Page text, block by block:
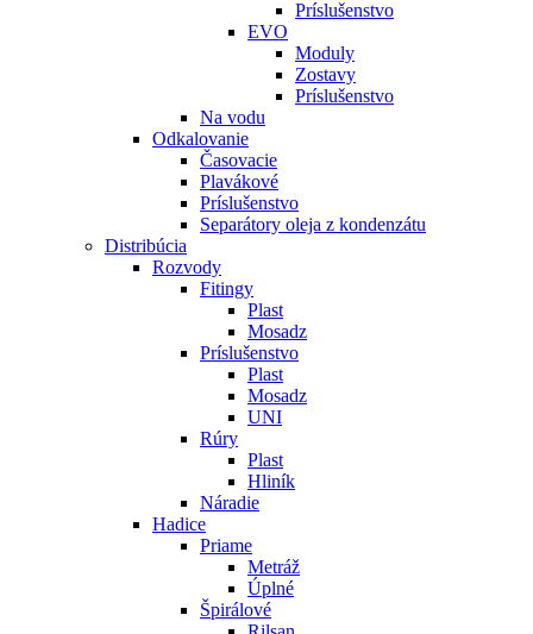
Príslušenstvo
EVO
Moduly
Zostavy
Príslušenstvo
Na vodu
Odkalovanie
Časovacie
Plavákové
Príslušenstvo
Separátory oleja z kondenzátu
Distribúcia
Rozvody
Fitingy
Plast
Mosadz
Príslušenstvo
Plast
Mosadz
UNI
Rúry
Plast
Hliník
Náradie
Hadice
Priame
Metráž
Úplné
Špirálové